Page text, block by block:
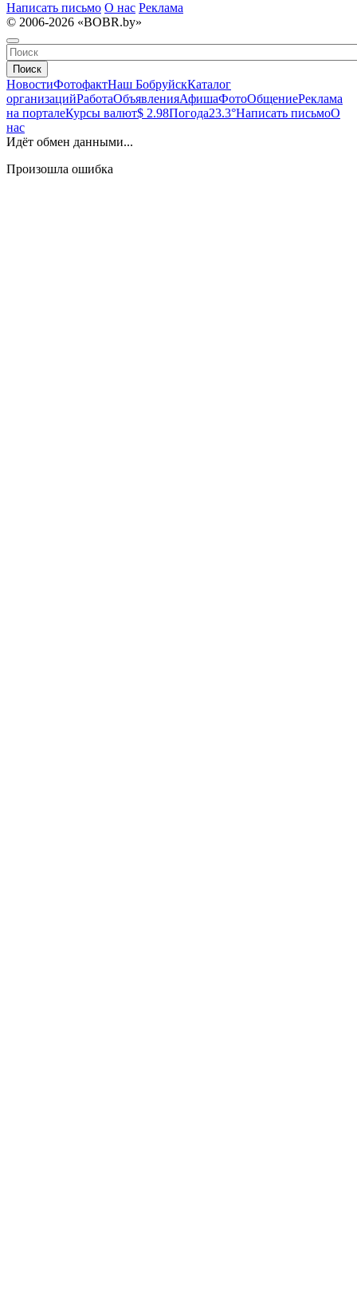
Написать письмо О нас Реклама
© 2006-2026 «BOBR.by»
Поиск
НовостиФотофактНаш БобруйскКаталог
организацийРаботаОбъявленияАфишаФотоОбщениеРеклама
на порталеКурсы валют$ 2.98Погода23.3°Написать письмоО
нас
Идёт обмен данными...
Произошла ошибка